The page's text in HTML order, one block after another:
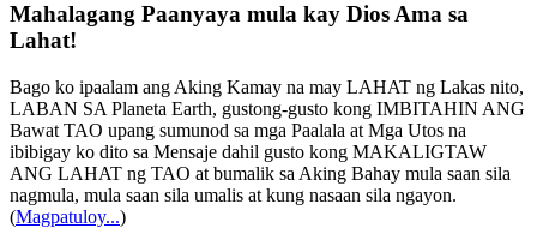
Mahalagang Paanyaya mula kay Dios Ama sa
Lahat!
Bago ko ipaalam ang Aking Kamay na may LAHAT ng Lakas nito,
LABAN SA Planeta Earth, gustong-gusto kong IMBITAHIN ANG
Bawat TAO upang sumunod sa mga Paalala at Mga Utos na
ibibigay ko dito sa Mensaje dahil gusto kong MAKALIGTAW
ANG LAHAT ng TAO at bumalik sa Aking Bahay mula saan sila
nagmula, mula saan sila umalis at kung nasaan sila ngayon.
(Magpatuloy...)